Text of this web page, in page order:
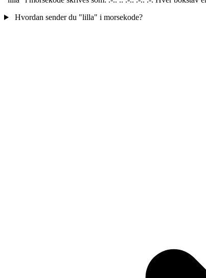
Hvordan sender du "lilla" i morsekode?